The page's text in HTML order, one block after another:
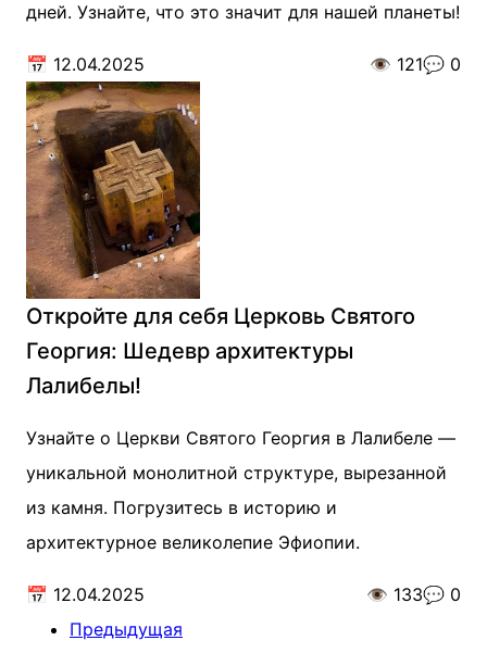
дней. Узнайте, что это значит для нашей планеты!
📅 12.04.2025 👁️ 121💬 0
Откройте для себя Церковь Святого
Георгия: Шедевр архитектуры
Лалибелы!
Узнайте о Церкви Святого Георгия в Лалибеле —
уникальной монолитной структуре, вырезанной
из камня. Погрузитесь в историю и
архитектурное великолепие Эфиопии.
📅 12.04.2025 👁️ 133💬 0
Предыдущая